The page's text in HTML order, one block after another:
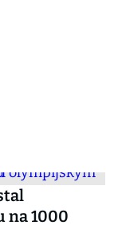
na 1000